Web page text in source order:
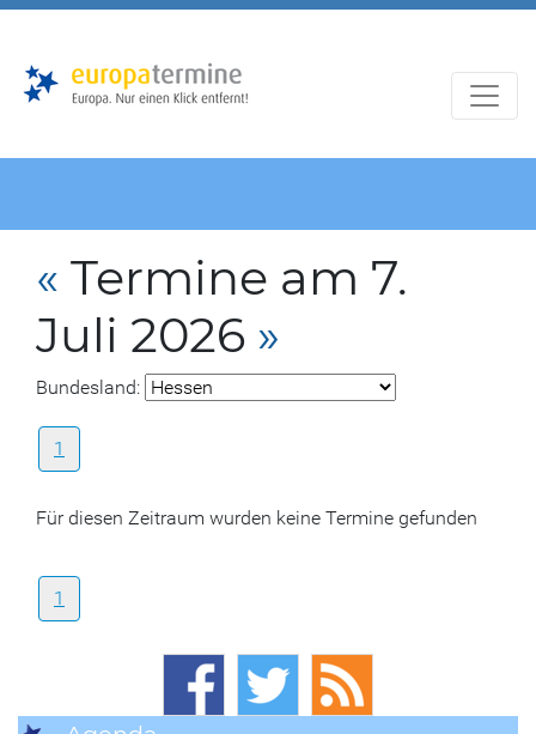
« Termine am 7.
Juli 2026 »
Bundesland:
1
Für diesen Zeitraum wurden keine Termine gefunden
1